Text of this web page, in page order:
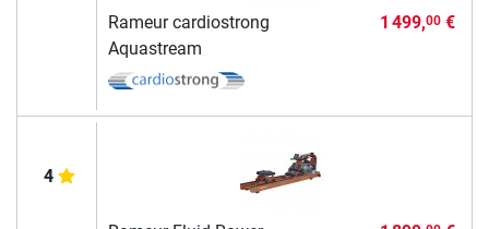
Rameur cardiostrong
Aquastream
1 499,00€
4